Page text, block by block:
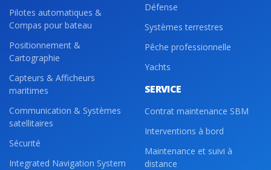
Pilotes automatiques &
Compas pour bateau
Positionnement &
Cartographie
Capteurs & Afficheurs
maritimes
Communication & Systèmes
satellitaires
Sécurité
Integrated Navigation System
Défense
Systèmes terrestres
Pêche professionnelle
Yachts
SERVICE
Contrat maintenance SBM
Interventions à bord
Maintenance et suivi à
distance